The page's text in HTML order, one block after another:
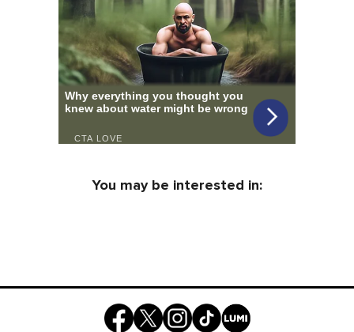
You may be interested in: